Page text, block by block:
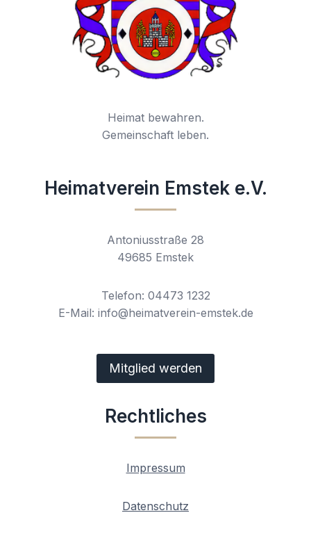
Heimat bewahren.
Gemeinschaft leben.
Heimatverein Emstek e.V.
Antoniusstraße 28
49685 Emstek
Telefon: 04473 1232
E-Mail: info@heimatverein-emstek.de
Mitglied werden
Rechtliches
Impressum
Datenschutz